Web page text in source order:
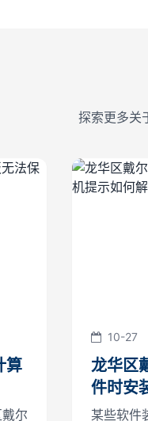
探索更多关
算
尔
10-27
龙华区
件时安
某些软件